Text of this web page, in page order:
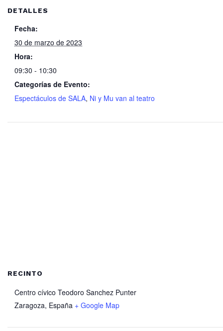
DETALLES
Fecha:
30 de marzo de 2023
Hora:
09:30 - 10:30
Categorías de Evento:
Espectáculos de SALA, Ni y Mu van al teatro
RECINTO
Centro cívico Teodoro Sanchez Punter
Zaragoza, España + Google Map